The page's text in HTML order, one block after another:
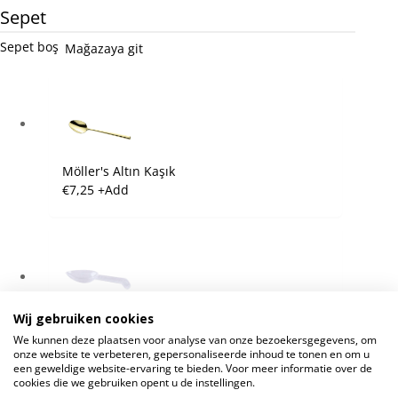
Sepet
Sepet boş Mağazaya git
Möller's Altın Kaşık
€7,25 +Add
Möller's Ölçü Kaşığı
€0,50 +Add
Wij gebruiken cookies
We kunnen deze plaatsen voor analyse van onze bezoekersgegevens, om
onze website te verbeteren, gepersonaliseerde inhoud te tonen en om u
een geweldige website-ervaring te bieden. Voor meer informatie over de
cookies die we gebruiken opent u de instellingen.